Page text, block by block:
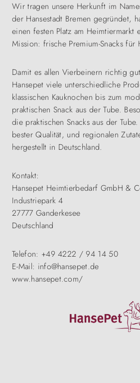
Wir tragen unsere Herkunft im
der Hansestadt Bremen gegründet,
einen festen Platz am Heimtiermarkt
Mission: frische Premium-Snacks für
Damit es allen Vierbeinern richtig
Hansepet viele unterschiedliche
klassischen Kauknochen bis zum
praktischen Snack aus der Tube.
die praktischen Snacks aus der
bester Qualität, und regionalen
hergestellt in Deutschland.
Kontakt:
Hansepet Heimtierbedarf GmbH &
Industriepark 4
27777 Ganderkesee
Deutschland
Telefon: +49 4222 / 94 14 50
E-Mail: info@hansepet.de
www.hansepet.com/